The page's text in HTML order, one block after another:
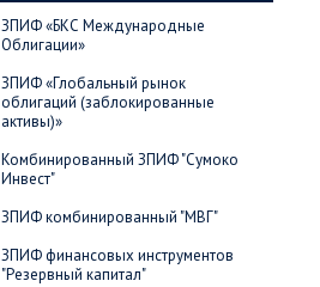
ЗПИФ «БКС Международные
Облигации»
ЗПИФ «Глобальный рынок
облигаций (заблокированные
активы)»
Комбинированный ЗПИФ "Сумоко
Инвест"
ЗПИФ комбинированный "МВГ"
ЗПИФ финансовых инструментов
"Резервный капитал"